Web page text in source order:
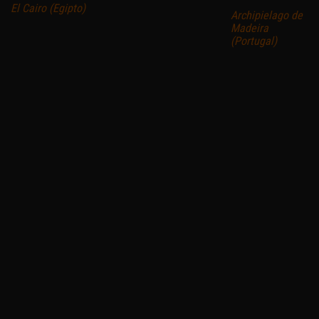
El Cairo (Egipto)
Archipielago de
Madeira
(Portugal)